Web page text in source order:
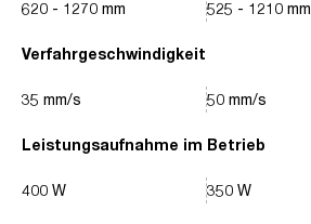
Verfahrgeschwindigkeit
Leistungsaufnahme im Betrieb
620 - 1270 mm
35 mm/s
400 W
525 - 1210 mm
50 mm/s
350 W